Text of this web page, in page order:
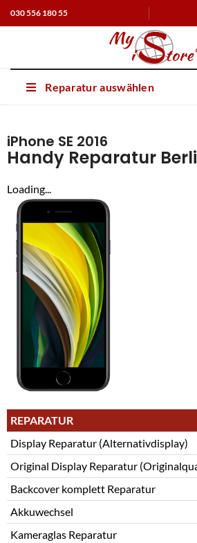
030 556 180 55
Reparatur auswählen
iPhone SE 2016
Handy Reparatur
Loading...
REPARATUR
Display Reparatur (Alternativdisplay)
Original Display Reparatur
Backcover komplett Reparatur
Akkuwechsel
Kameraglas Reparatur